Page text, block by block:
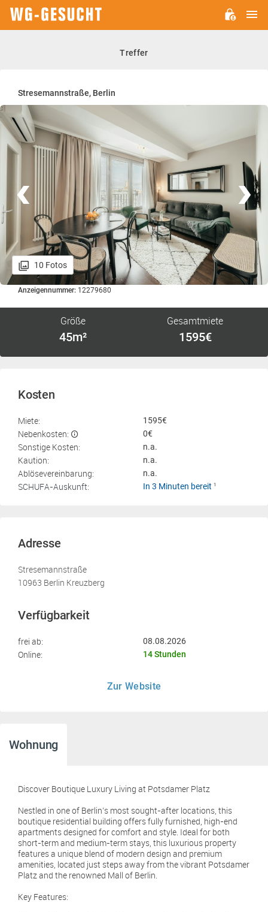
Treffer
Stresemannstraße, Berlin
10 Fotos
Anzeigennummer: 12279680
Größe
45m²
Gesamtmiete
1595€
Kosten
Miete: 1595€
Nebenkosten: 0€
Sonstige Kosten: n.a.
Kaution: n.a.
Ablösevereinbarung: n.a.
SCHUFA-Auskunft: In 3 Minuten bereit 1
Adresse
Stresemannstraße
10963 Berlin Kreuzberg
Verfügbarkeit
frei ab: 08.08.2026
Online: 14 Stunden
Zur Website
Wohnung
Discover Boutique Luxury Living at Potsdamer Platz
Nestled in one of Berlin’s most sought-after locations, this
boutique residential building offers fully furnished, high-end
apartments designed for comfort and style. Ideal for both
short-term and medium-term stays, this luxurious property
features a unique blend of modern design and premium
amenities, located just steps away from the vibrant Potsdamer
Platz and the renowned Mall of Berlin.
Key Features: